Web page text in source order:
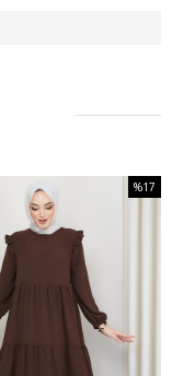
%17